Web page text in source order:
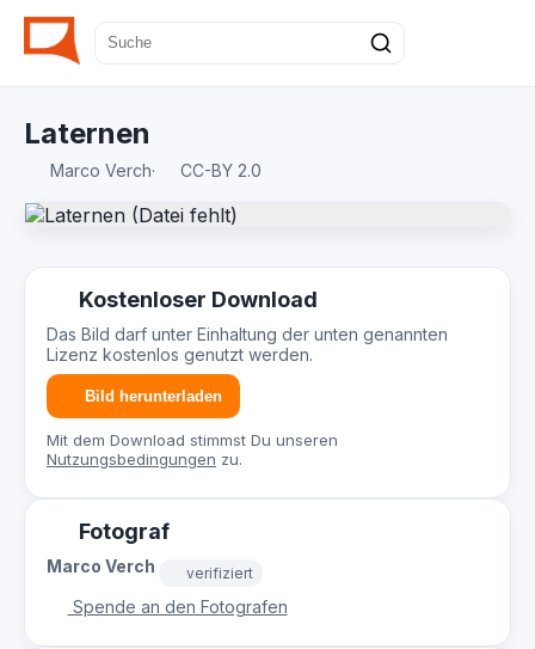
Laternen
Marco Verch· CC-BY 2.0
Kostenloser Download
Das Bild darf unter Einhaltung der unten genannten
Lizenz kostenlos genutzt werden.
Bild herunterladen
Mit dem Download stimmst Du unseren
Nutzungsbedingungen zu.
Fotograf
Marco Verch verifiziert
Spende an den Fotografen